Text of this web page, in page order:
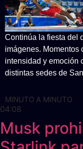
Continúa la fiesta del
imágenes. Momentos
intensidad y emoción
distintas sedes de
MINUTO A MINUTO
04:08
Musk